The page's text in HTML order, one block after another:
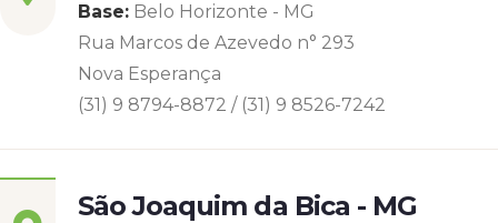
Base: Belo Horizonte - MG
Rua Marcos de Azevedo n° 293
Nova Esperança
(31) 9 8794-8872 / (31) 9 8526-7242
São Joaquim da Bica - MG